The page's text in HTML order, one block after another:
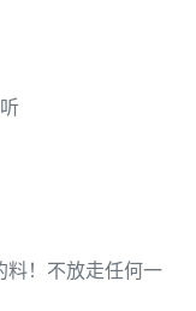
料！不放走任何一